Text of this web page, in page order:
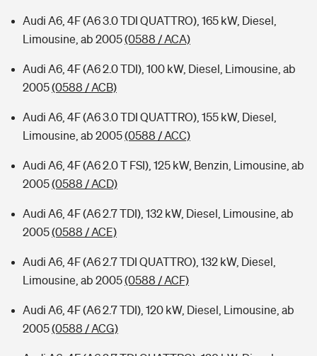
Audi A6, 4F (A6 3.0 TDI QUATTRO), 165 kW, Diesel,
Limousine, ab 2005(0588 / ACA)
Audi A6, 4F (A6 2.0 TDI), 100 kW, Diesel, Limousine, ab
2005(0588 / ACB)
Audi A6, 4F (A6 3.0 TDI QUATTRO), 155 kW, Diesel,
Limousine, ab 2005(0588 / ACC)
Audi A6, 4F (A6 2.0 T FSI), 125 kW, Benzin, Limousine, ab
2005(0588 / ACD)
Audi A6, 4F (A6 2.7 TDI), 132 kW, Diesel, Limousine, ab
2005(0588 / ACE)
Audi A6, 4F (A6 2.7 TDI QUATTRO), 132 kW, Diesel,
Limousine, ab 2005(0588 / ACF)
Audi A6, 4F (A6 2.7 TDI), 120 kW, Diesel, Limousine, ab
2005(0588 / ACG)